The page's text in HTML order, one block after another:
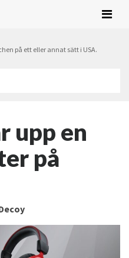
på ett eller annat sätt i USA.
upp en
på